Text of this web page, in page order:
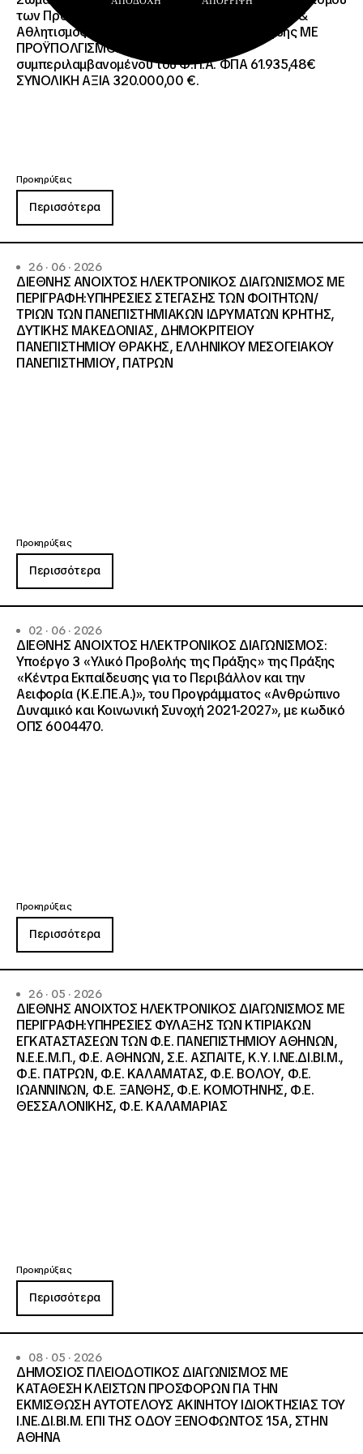
των Προγραμμάτων Erasmus+/Τομέας Νεολαία &
Αθλητισμός και Ευρωπαϊκό Σώμα Αλληλεγγύης ΜΕ
ΠΡΟΫΠΟΛΓΙΣΜΟ:258.064,52 € μη
συμπεριλαμβανομένου του Φ.Π.Α. ΦΠΑ 61.935,48€
ΣΥΝΟΛΙΚΗ ΑΞΙΑ 320.000,00 €.
Προκηρύξεις
Περισσότερα
26 · 06 · 2026
ΔΙΕΘΝΗΣ ΑΝΟΙΧΤΟΣ ΗΛΕΚΤΡΟΝΙΚΟΣ ΔΙΑΓΩΝΙΣΜΟΣ ΜΕ
ΠΕΡΙΓΡΑΦΗ:ΥΠΗΡΕΣΙΕΣ ΣΤΕΓΑΣΗΣ ΤΩΝ ΦΟΙΤΗΤΩΝ/
ΤΡΙΩΝ ΤΩΝ ΠΑΝΕΠΙΣΤΗΜΙΑΚΩΝ ΙΔΡΥΜΑΤΩΝ KΡΗΤΗΣ,
ΔΥΤΙΚΗΣ ΜΑΚΕΔΟΝΙΑΣ, ΔΗΜΟΚΡΙΤΕΙΟΥ
ΠΑΝΕΠΙΣΤΗΜΙΟΥ ΘΡΑΚΗΣ, ΕΛΛΗΝΙΚΟΥ ΜΕΣΟΓΕΙΑΚΟΥ
ΠΑΝΕΠΙΣΤΗΜΙΟΥ, ΠΑΤΡΩΝ
Προκηρύξεις
Περισσότερα
02 · 06 · 2026
ΔΙΕΘΝΗΣ ΑΝΟΙΧΤΟΣ ΗΛΕΚΤΡΟΝΙΚΟΣ ΔΙΑΓΩΝΙΣΜΟΣ:
Υποέργο 3 «Υλικό Προβολής της Πράξης» της Πράξης
«Κέντρα Εκπαίδευσης για το Περιβάλλον και την
Αειφορία (Κ.Ε.ΠΕ.Α.)», του Προγράμματος «Ανθρώπινο
Δυναμικό και Κοινωνική Συνοχή 2021-2027», με κωδικό
ΟΠΣ 6004470.
Προκηρύξεις
Περισσότερα
26 · 05 · 2026
ΔΙΕΘΝΗΣ ΑΝΟΙΧΤΟΣ ΗΛΕΚΤΡΟΝΙΚΟΣ ΔΙΑΓΩΝΙΣΜΟΣ ΜΕ
ΠΕΡΙΓΡΑΦΗ:ΥΠΗΡΕΣΙΕΣ ΦΥΛΑΞΗΣ ΤΩΝ ΚΤΙΡΙΑΚΩΝ
ΕΓΚΑΤΑΣΤΑΣΕΩΝ ΤΩΝ Φ.Ε. ΠΑΝΕΠΙΣΤΗΜΙΟΥ ΑΘΗΝΩΝ,
Ν.Ε.Ε.Μ.Π., Φ.Ε. ΑΘΗΝΩΝ, Σ.Ε. ΑΣΠΑΙΤΕ, Κ.Υ. Ι.ΝΕ.ΔΙ.ΒΙ.Μ.,
Φ.Ε. ΠΑΤΡΩΝ, Φ.Ε. ΚΑΛΑΜΑΤΑΣ, Φ.Ε. ΒΟΛΟΥ, Φ.Ε.
ΙΩΑΝΝΙΝΩΝ, Φ.Ε. ΞΑΝΘΗΣ, Φ.Ε. ΚΟΜΟΤΗΝΗΣ, Φ.Ε.
ΘΕΣΣΑΛΟΝΙΚΗΣ, Φ.Ε. ΚΑΛΑΜΑΡΙΑΣ
Προκηρύξεις
Περισσότερα
08 · 05 · 2026
ΔΗΜΟΣΙΟΣ ΠΛΕΙΟΔΟΤΙΚΟΣ ΔΙΑΓΩΝΙΣΜΟΣ ΜΕ
ΚΑΤΑΘΕΣΗ ΚΛΕΙΣΤΩΝ ΠΡΟΣΦΟΡΩΝ ΓΙΑ ΤΗΝ
ΕΚΜΙΣΘΩΣΗ ΑΥΤΟΤΕΛΟΥΣ ΑΚΙΝΗΤΟΥ ΙΔΙΟΚΤΗΣΙΑΣ ΤΟΥ
Ι.ΝΕ.ΔΙ.ΒΙ.Μ. ΕΠΙ ΤΗΣ ΟΔΟΥ ΞΕΝΟΦΩΝΤΟΣ 15Α, ΣΤΗΝ
ΑΘΗΝΑ